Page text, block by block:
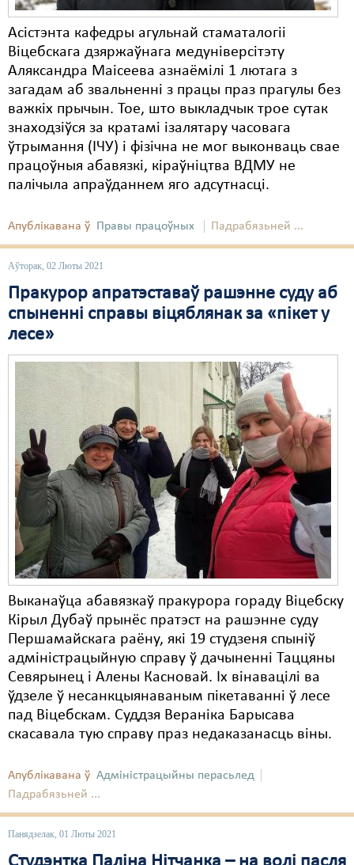
Асістэнта кафедры агульнай стаматалогіі
Віцебскага дзяржаўнага медуніверсітэту
Аляксандра Маісеева азнаёмілі 1 лютага з
загадам аб звальненні з працы праз прагулы без
важкіх прычын. Тое, што выкладчык трое сутак
знаходзіўся за кратамі ізалятару часовага
ўтрымання (ІЧУ) і фізічна не мог выконваць свае
працоўныя абавязкі, кіраўніцтва ВДМУ не
палічыла апраўданнем яго адсутнасці.
Апублікавана ў Правы працоўных Падрабязьней ...
Аўторак, 02 Люты 2021
Пракурор апратэставаў рашэнне суду аб
спыненні справы віцяблянак за «пікет у
лесе»
Выканаўца абавязкаў пракурора гораду Віцебску
Кірыл Дубаў прынёс пратэст на рашэнне суду
Першамайскага раёну, які 19 студзеня спыніў
адміністрацыйную справу ў дачыненні Таццяны
Севярынец і Алены Касновай. Іх вінавацілі ва
ўдзеле ў несанкцыянаваным пікетаванні ў лесе
пад Віцебскам. Суддзя Вераніка Барысава
скасавала тую справу праз недаказанасць віны.
Апублікавана ў Адміністрацыйны перасьлед
Падрабязьней ...
Панядзелак, 01 Люты 2021